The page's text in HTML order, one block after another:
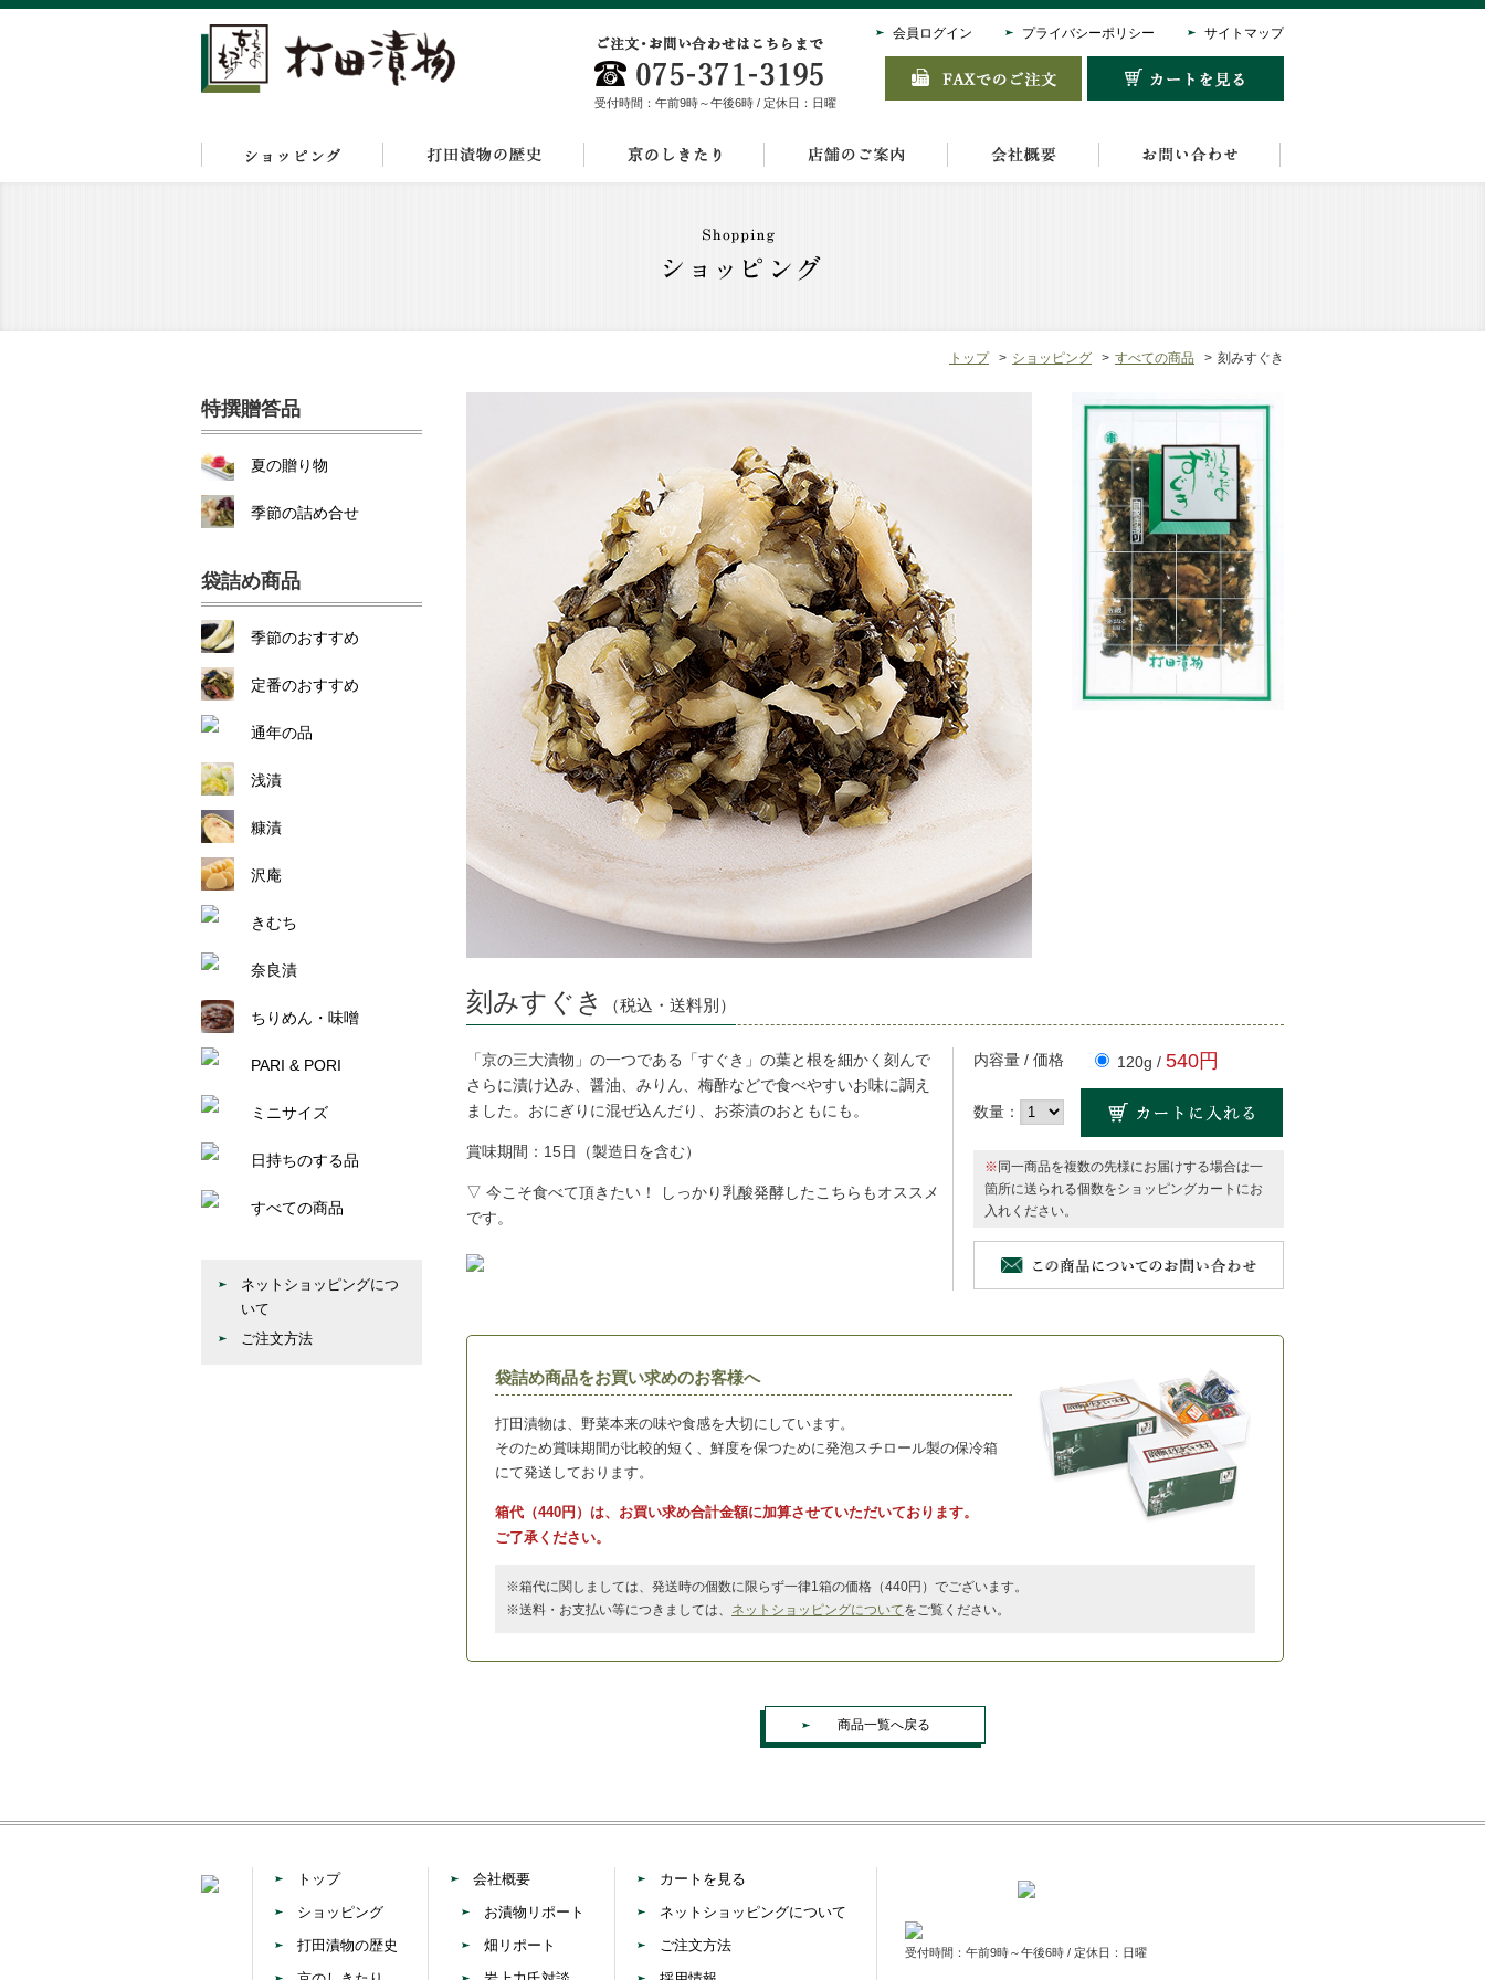
受付時間：午前9時～午後6時 / 定休日：日曜
会員ログイン プライバシーポリシー サイトマップ
トップ ショッピング すべての商品 刻みすぐき
刻みすぐき （税込・送料別）
「京の三大漬物」の一つである「すぐき」の葉と根を細かく刻んで
さらに漬け込み、醤油、みりん、梅酢などで食べやすいお味に調え
ました。おにぎりに混ぜ込んだり、お茶漬のおともにも。
賞味期間：15日（製造日を含む）
▽ 今こそ食べて頂きたい！ しっかり乳酸発酵したこちらもオススメ
です。
内容量 / 価格 120g / 540円
数量：
※同一商品を複数の先様にお届けする場合は一
箇所に送られる個数をショッピングカートにお
入れください。
袋詰め商品をお買い求めのお客様へ
打田漬物は、野菜本来の味や食感を大切にしています。
そのため賞味期間が比較的短く、鮮度を保つために発泡スチロール製の保冷箱
にて発送しております。
箱代（440円）は、お買い求め合計金額に加算させていただいております。
ご了承ください。
※箱代に関しましては、発送時の個数に限らず一律1箱の価格（440円）でございます。
※送料・お支払い等につきましては、 ネットショッピングについてをご覧ください。
商品一覧へ戻る
特撰贈答品
夏の贈り物
季節の詰め合せ
袋詰め商品
季節のおすすめ
定番のおすすめ
通年の品
浅漬
糠漬
沢庵
きむち
奈良漬
ちりめん・味噌
PARI & PORI
ミニサイズ
日持ちのする品
すべての商品
ネットショッピングにつ
いて
ご注文方法
トップ
ショッピング
打田漬物の歴史
会社概要
お漬物リポート
畑リポート
カートを見る
ネットショッピングについて
ご注文方法
受付時間：午前9時～午後6時 / 定休日：日曜